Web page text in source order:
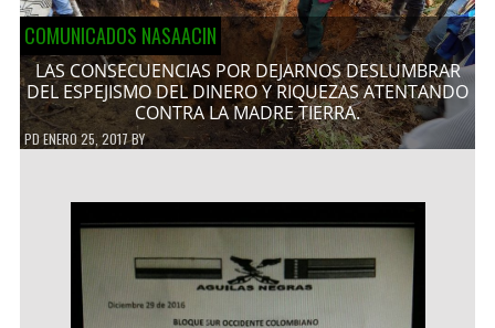
COMUNICADOS NASAACIN
LAS CONSECUENCIAS POR DEJARNOS DESLUMBRAR
DEL ESPEJISMO DEL DINERO Y RIQUEZAS ATENTANDO
CONTRA LA MADRE TIERRA.
PDENERO 25, 2017BY